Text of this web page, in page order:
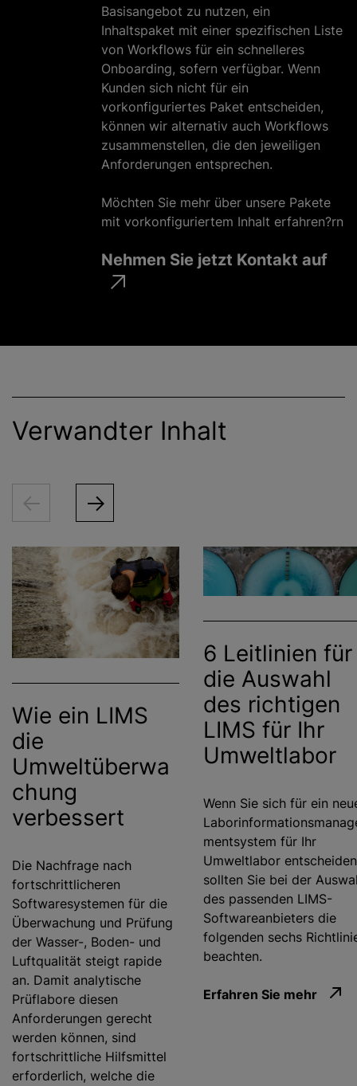
Basisangebot zu nutzen, ein
Inhaltspaket mit einer spezifischen Liste
von Workflows für ein schnelleres
Onboarding, sofern verfügbar. Wenn
Kunden sich nicht für ein
vorkonfiguriertes Paket entscheiden,
können wir alternativ auch Workflows
zusammenstellen, die den jeweiligen
Anforderungen entsprechen.
Möchten Sie mehr über unsere Pakete
mit vorkonfiguriertem Inhalt erfahren?rn
Nehmen Sie jetzt Kontakt auf
Verwandter Inhalt
Wie ein LIMS
die
Umweltüberwa
chung
verbessert
Die Nachfrage nach
fortschrittlicheren
Softwaresystemen für die
Überwachung und Prüfung
der Wasser-, Boden- und
Luftqualität steigt rapide
an. Damit analytische
Prüflabore diesen
Anforderungen gerecht
werden können, sind
fortschrittliche Hilfsmittel
erforderlich, welche die
6 Leitlinien für
die Auswahl
des richtigen
LIMS für Ihr
Umweltlabor
Wenn Sie sich für ein
mentsystem für Ihr
Umweltlabor
sollten Sie bei der
des passenden LIMS-
Softwareanbieters die
folgenden sechs
beachten.
Erfahren Sie mehr